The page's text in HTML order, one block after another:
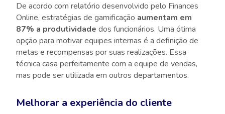
De acordo com relatório desenvolvido pelo Finances
Online, estratégias de gamificação aumentam em
87% a produtividade dos funcionários. Uma ótima
opção para motivar equipes internas é a definição de
metas e recompensas por suas realizações. Essa
técnica casa perfeitamente com a equipe de vendas,
mas pode ser utilizada em outros departamentos.
Melhorar a experiência do cliente